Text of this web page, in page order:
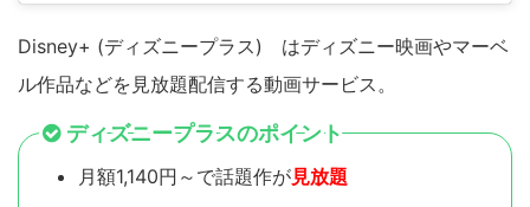
Disney+ (ディズニープラス) はディズニー映画やマーベ
ル作品などを見放題配信する動画サービス。
ディズニープラスのポイント
月額1,140円～で話題作が見放題